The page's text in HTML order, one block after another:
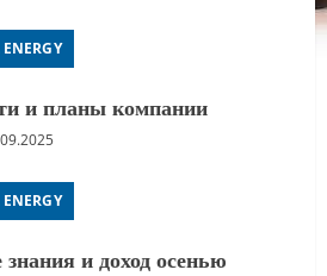
и планы компании
и доход осенью